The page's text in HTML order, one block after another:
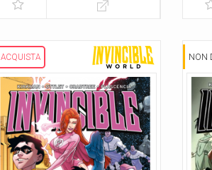
ACQUISTA NON